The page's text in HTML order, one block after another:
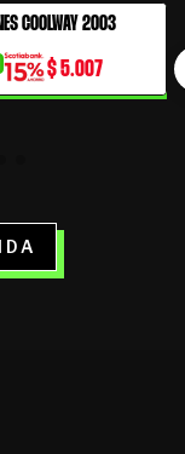
COOLWAY 2003
$5.007